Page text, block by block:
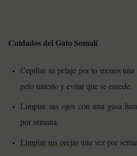
Cuidados del Gato Somalí
Cepillar su pelaje por lo menos
pelo muerto y evitar que se enrede.
Limpiar sus ojos con una gasa
por semana.
Limpiar sus orejas una vez por